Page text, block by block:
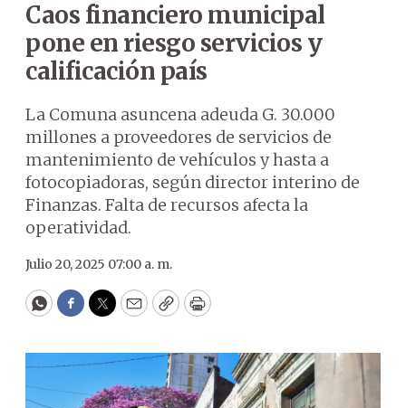
Caos financiero municipal
pone en riesgo servicios y
calificación país
La Comuna asuncena adeuda G. 30.000
millones a proveedores de servicios de
mantenimiento de vehículos y hasta a
fotocopiadoras, según director interino de
Finanzas. Falta de recursos afecta la
operatividad.
Julio 20, 2025 07:00 a. m.
WhatsApp
Facebook
Twitter
EmailCopyPrint